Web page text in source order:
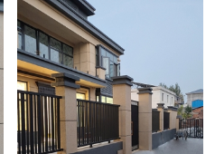
本"的企业宗旨，面对日益竞争激烈的市
场，我们会以更高的效率、更高的质量不
断推出新产品，满足广大顾客的需求。我
公司员工团结奋进，将会以严谨的工作作
风，优良的产品质量、完善的服务体系，
赢得了新老客户的信赖和赞誉。我们期待
与五湖四海的广大朋友合作共赢，共谋发